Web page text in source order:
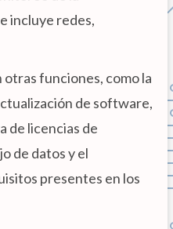
incluye redes,
funciones, como la
de software,
de licencias de
de datos y el
presentes en los